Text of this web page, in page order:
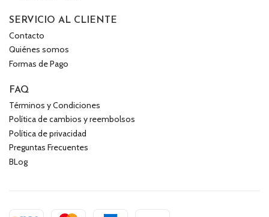
SERVICIO AL CLIENTE
Contacto
Quiénes somos
Formas de Pago
FAQ
Términos y Condiciones
Política de cambios y reembolsos
Política de privacidad
Preguntas Frecuentes
BLog